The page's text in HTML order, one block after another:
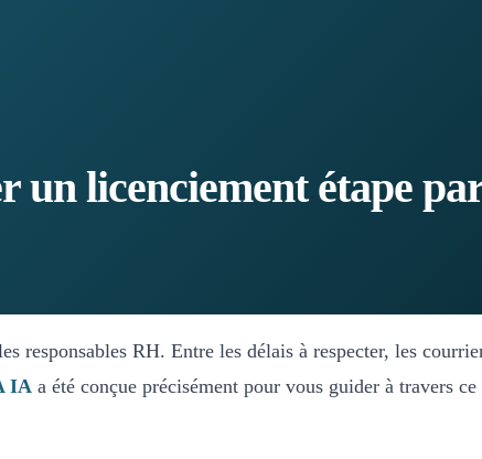
licenciement étape
responsables RH. Entre les délais à respecter, les
IA a été conçue précisément pour vous guider à travers